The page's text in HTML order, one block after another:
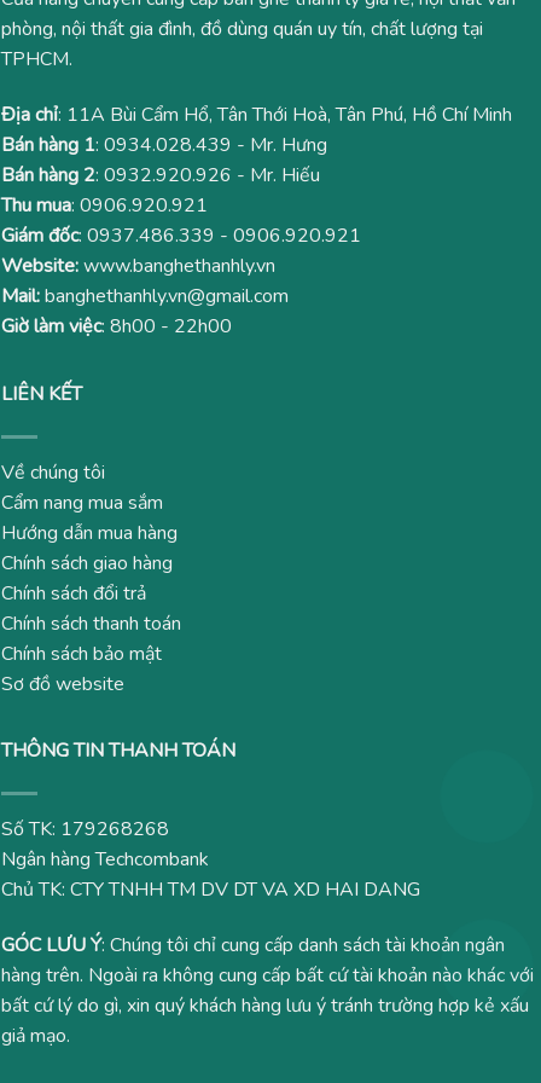
phòng, nội thất gia đình, đồ dùng quán uy tín, chất lượng tại
TPHCM.
Địa chỉ: 11A Bùi Cẩm Hổ, Tân Thới Hoà, Tân Phú, Hồ Chí Minh
Bán hàng 1: 0934.028.439 - Mr. Hưng
Bán hàng 2: 0932.920.926 - Mr. Hiếu
Thu mua: 0906.920.921
Giám đốc: 0937.486.339 - 0906.920.921
Website:www.banghethanhly.vn
Mail:banghethanhly.vn@gmail.com
Giờ làm việc: 8h00 - 22h00
LIÊN KẾT
Về chúng tôi
Cẩm nang mua sắm
Hướng dẫn mua hàng
Chính sách giao hàng
Chính sách đổi trả
Chính sách thanh toán
Chính sách bảo mật
Sơ đồ website
THÔNG TIN THANH TOÁN
Số TK: 179268268
Ngân hàng Techcombank
Chủ TK: CTY TNHH TM DV DT VA XD HAI DANG
GÓC LƯU Ý: Chúng tôi chỉ cung cấp danh sách tài khoản ngân
hàng trên. Ngoài ra không cung cấp bất cứ tài khoản nào khác với
bất cứ lý do gì, xin quý khách hàng lưu ý tránh trường hợp kẻ xấu
giả mạo.